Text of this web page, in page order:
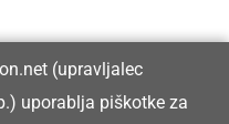
(upravljalec
uporablja piškotke za